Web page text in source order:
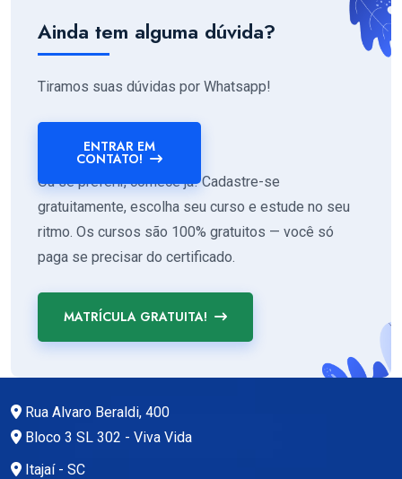
Ainda tem alguma dúvida?
Tiramos suas dúvidas por Whatsapp!
ENTRAR EM
CONTATO!
Ou se preferir, comece já! Cadastre-se
gratuitamente, escolha seu curso e estude no seu
ritmo. Os cursos são 100% gratuitos — você só
paga se precisar do certificado.
MATRÍCULA GRATUITA!
Rua Alvaro Beraldi, 400
Bloco 3 SL 302 - Viva Vida
Itajaí - SC